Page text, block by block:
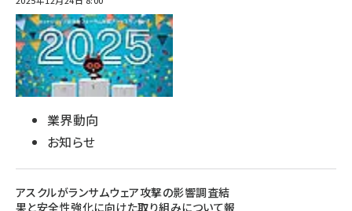
業界動向
お知らせ
アスクルがランサムウェア攻撃の影響調査結
果と安全性強化に向けた取り組みについて報